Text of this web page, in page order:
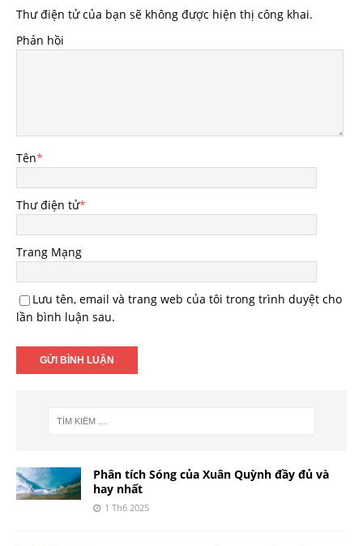
Thư điện tử của bạn sẽ không được hiện thị công khai.
Phản hồi
Tên*
Thư điện tử*
Trang Mạng
Lưu tên, email và trang web của tôi trong trình duyệt cho
lần bình luận sau.
Phân tích Sóng của Xuân Quỳnh đầy đủ và
hay nhất
1 Th6 2025